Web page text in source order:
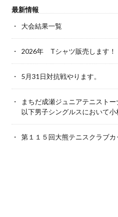
最新情報
大会結果一覧
2026年 Tシャツ販売します！
5月31日対抗戦やります。
まちだ成瀬ジュニアテニスト
以下男子シングルスにおいて
第１１５回大熊テニスクラブカ